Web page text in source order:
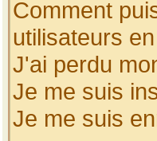
Comment
utilisateurs
J'ai perdu
Je me suis
Je me suis